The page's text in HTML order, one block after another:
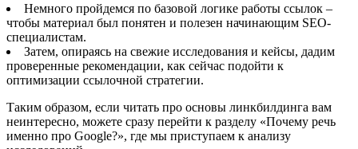
Немного пройдемся по базовой логике работы ссылок –
чтобы материал был понятен и полезен начинающим SEO-
специалистам.
Затем, опираясь на свежие исследования и кейсы, дадим
проверенные рекомендации, как сейчас подойти к
оптимизации ссылочной стратегии.
Таким образом, если читать про основы линкбилдинга вам
неинтересно, можете сразу перейти к разделу «Почему речь
именно про Google?», где мы приступаем к анализу